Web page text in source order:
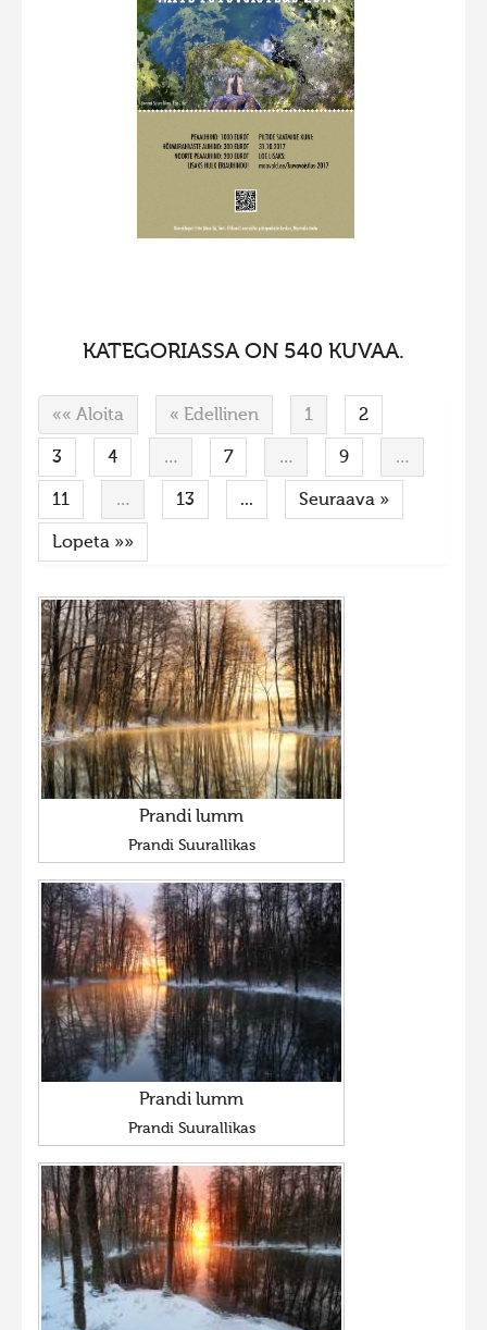
Hiite kuvavõistlus 2016
Hiite kuvavõistlus 2015
Hiite kuvavõistlus 2014
Hiite kuvavõistlus 2012
Hiite kuvavõistlus 2010
KATEGORIASSA ON 540 KUVAA.
«« Aloita « Edellinen 1 2
3 4 … 7 … 9 …
11 … 13 ... Seuraava »
Lopeta »»
Prandi lumm
Prandi Suurallikas
Prandi lumm
Prandi Suurallikas